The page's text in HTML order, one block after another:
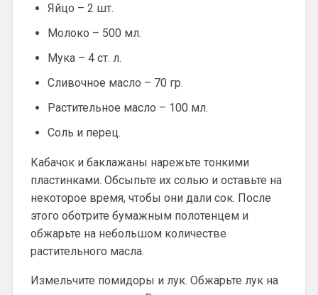
Яйцо – 2 шт.
Молоко – 500 мл.
Мука – 4 ст. л.
Сливочное масло – 70 гр.
Растительное масло – 100 мл.
Соль и перец.
Кабачок и баклажаны нарежьте тонкими
пластинками. Обсыпьте их солью и оставьте на
некоторое время, чтобы они дали сок. После
этого оботрите бумажным полотенцем и
обжарьте на небольшом количестве
растительного масла.
Измельчите помидоры и лук. Обжарьте лук на